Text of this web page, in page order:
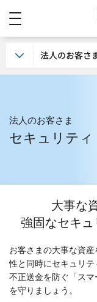
法人のお客さま
セキュリティ
大事な
強固なセキ
お客さまの大事な資
性と同時にセキュリテ
不正送金を防ぐ「ス
を守りましょう。
法人のお客さ